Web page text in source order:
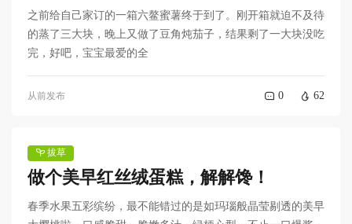
之前给自己家订的一箱六鳌蜜薯终于到了。刚开箱就迫不及待
的蒸了三大块，晚上又做了豆角炖茄子，结果剩了一大块没吃
完，好吧，宝宝最爱的全
从前发布 0 62
拔草
做个美早红丝绒蛋糕，解解馋！
春季水果五彩缤纷，最不能错过的是如玛瑙般晶莹剔透的美早